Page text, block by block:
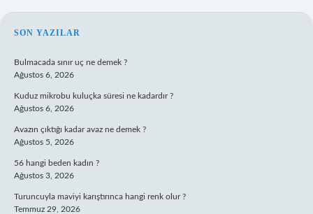
SIDEBAR
SON YAZILAR
Bulmacada sınır uç ne demek ?
Ağustos 6, 2026
Kuduz mikrobu kuluçka süresi ne kadardır ?
Ağustos 6, 2026
Avazın çıktığı kadar avaz ne demek ?
Ağustos 5, 2026
56 hangi beden kadın ?
Ağustos 3, 2026
Turuncuyla maviyi karıştırınca hangi renk olur ?
Temmuz 29, 2026